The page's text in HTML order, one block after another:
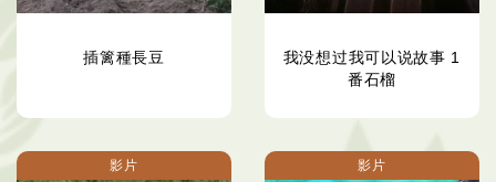
插篱種長豆
我没想过我可以说故事 1
番石榴
影片 影片